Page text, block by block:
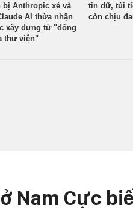
bị Anthropic xé và
AI thừa nhận
xây dựng từ "đống
thư viện"
tin dữ, túi
còn chịu
Nam Cực